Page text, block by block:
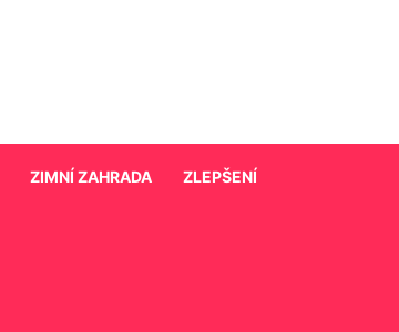
ZIMNÍ ZAHRADA ZLEPŠENÍ